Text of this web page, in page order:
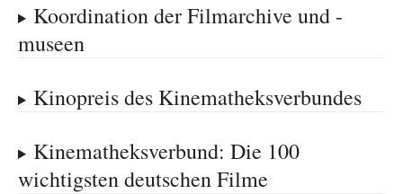
Koordination der Filmarchive und -
museen
Kinopreis des Kinematheksverbundes
Kinematheksverbund: Die 100
wichtigsten deutschen Filme